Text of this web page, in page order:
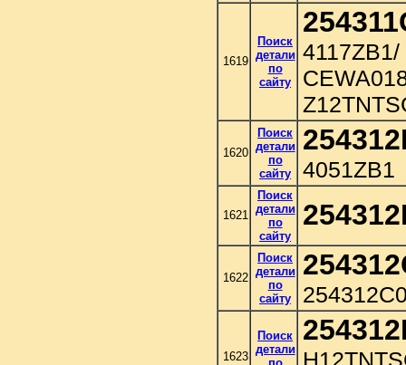
1619
Поиск
детали
по
сайту
1620
Поиск
детали
по
сайту
4051ZB1
1621
Поиск
детали
по
сайту
1622
Поиск
детали
по
сайту
1623
Поиск
детали